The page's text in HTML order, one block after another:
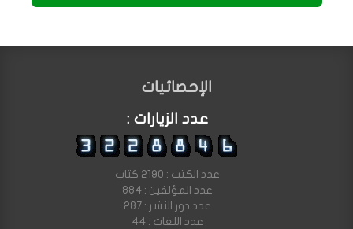
الإحصائيات
عدد الزيارات :
عدد الكتب : 2190 كتاب
عدد المؤلفين : 884
عدد دور النشر : 287
عدد اللغات : 44